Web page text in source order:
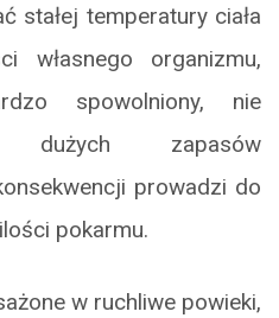
stałej temperatury ciała
własnego organizmu,
spowolniony, nie
dużych zapasów
prowadzi do
pokarmu.
w ruchliwe powieki,